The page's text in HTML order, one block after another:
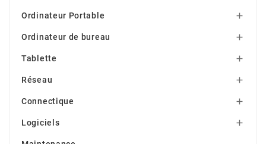
Ordinateur Portable 
Ordinateur de bureau 
Tablette 
Réseau 
Connectique 
Logiciels 